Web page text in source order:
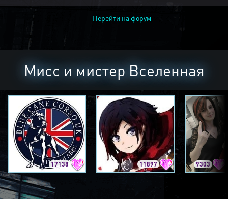
Перейти на форум
Мисс и мистер Вселенная
17138 11897 9303